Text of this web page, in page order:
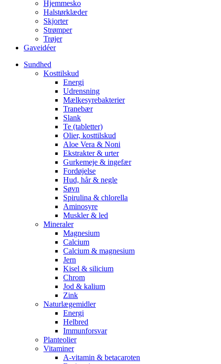
Hjemmesko
Halstørklæder
Skjorter
Strømper
Trøjer
Gaveidéer
Sundhed
Kosttilskud
Energi
Udrensning
Mælkesyrebakterier
Tranebær
Slank
Te (tabletter)
Olier, kosttilskud
Aloe Vera & Noni
Ekstrakter & urter
Gurkemeje & ingefær
Fordøjelse
Hud, hår & negle
Søvn
Spirulina & chlorella
Aminosyre
Muskler & led
Mineraler
Magnesium
Calcium
Calcium & magnesium
Jern
Kisel & silicium
Chrom
Jod & kalium
Zink
Naturlægemidler
Energi
Helbred
Immunforsvar
Planteolier
Vitaminer
A-vitamin & betacaroten